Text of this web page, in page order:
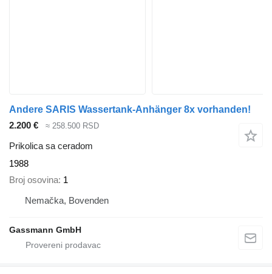
Andere SARIS Wassertank-Anhänger 8x vorhanden!
2.200 €
≈ 258.500 RSD
Prikolica sa ceradom
1988
Broj osovina 1
Nemačka, Bovenden
Gassmann GmbH